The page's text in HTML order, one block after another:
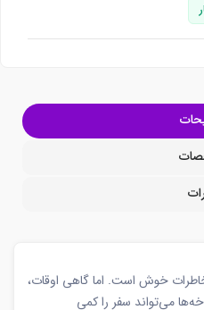
خاطرات خوش است. اما گاهی اوقات،
می‌تواند سفر را کمی